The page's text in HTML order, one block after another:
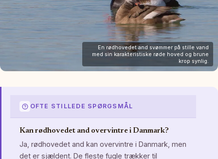
En rødhovedet and svømmer på stille vand
med sin karakteristiske røde hoved og brune
krop synlig.
OFTE STILLEDE SPØRGSMÅL
Kan rødhovedet and overvintre i Danmark?
Ja, rødhovedet and kan overvintre i Danmark, men
det er sjældent. De fleste fugle trækker til